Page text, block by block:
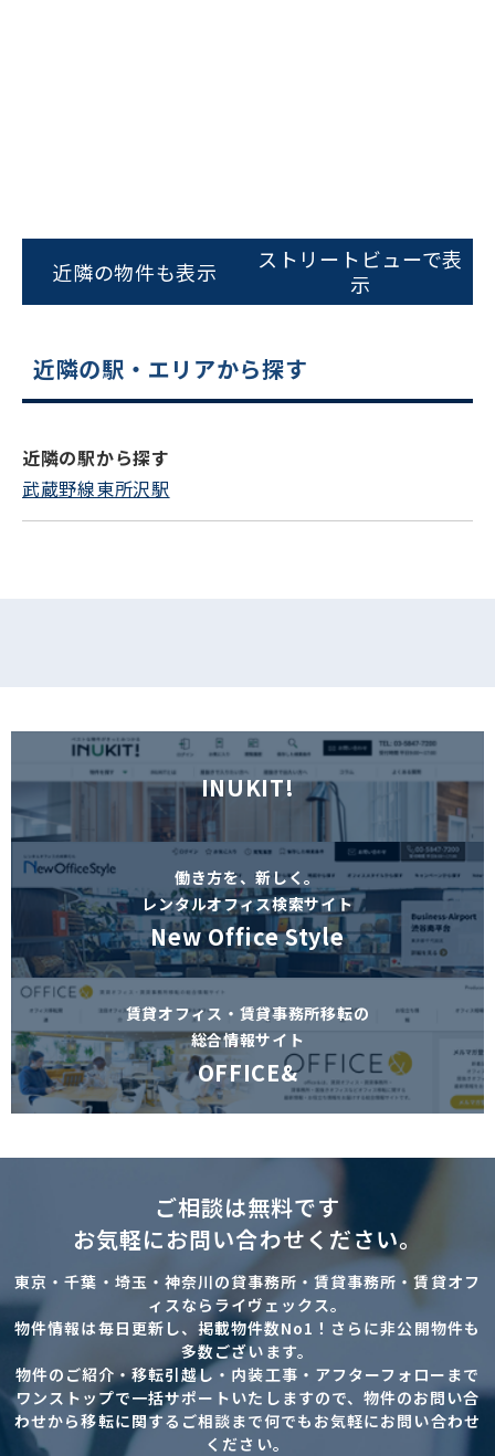
をお伝えいただくと
スムーズにご案内できます
平日 9:00〜18:00
近隣の物件も表示
ストリートビューで表
示
近隣の駅・エリアから探す
近隣の駅から探す
武蔵野線東所沢駅
INUKIT!
働き方を、新しく。
レンタルオフィス検索サイト
New Office Style
賃貸オフィス・賃貸事務所移転の
総合情報サイト
OFFICE&
ご相談は無料です
お気軽にお問い合わせください。
東京・千葉・埼玉・神奈川の貸事務所・賃貸事務所・賃貸オフ
ィスならライヴェックス。
物件情報は毎日更新し、掲載物件数No1！さらに非公開物件も
多数ございます。
物件のご紹介・移転引越し・内装工事・アフターフォローまで
ワンストップで一括サポートいたしますので、物件のお問い合
わせから移転に関するご相談まで何でもお気軽にお問い合わせ
ください。